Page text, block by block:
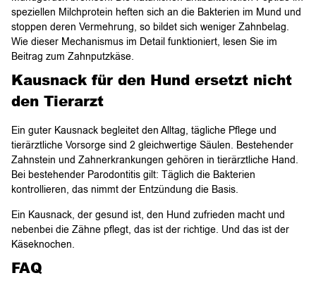
speziellen Milchprotein heften sich an die Bakterien im Mund und
stoppen deren Vermehrung, so bildet sich weniger Zahnbelag.
Wie dieser Mechanismus im Detail funktioniert, lesen Sie im
Beitrag zum Zahnputzkäse.
Kausnack für den Hund ersetzt nicht
den Tierarzt
Ein guter Kausnack begleitet den Alltag, tägliche Pflege und
tierärztliche Vorsorge sind 2 gleichwertige Säulen. Bestehender
Zahnstein und Zahnerkrankungen gehören in tierärztliche Hand.
Bei bestehender Parodontitis gilt: Täglich die Bakterien
kontrollieren, das nimmt der Entzündung die Basis.
Ein Kausnack, der gesund ist, den Hund zufrieden macht und
nebenbei die Zähne pflegt, das ist der richtige. Und das ist der
Käseknochen.
FAQ